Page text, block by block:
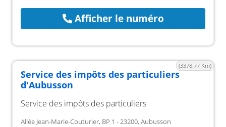
Afficher le numéro
(3378.77 Km)
Service des impôts des particuliers
d'Aubusson
Service des impôts des particuliers
Allée Jean-Marie-Couturier, BP 1 - 23200, Aubusson